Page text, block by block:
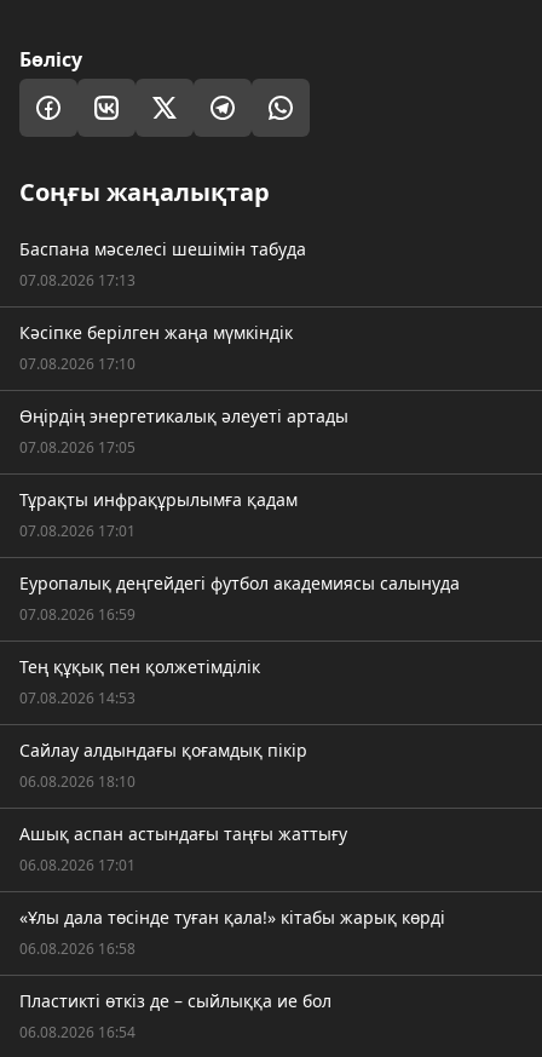
Бөлісу
Соңғы жаңалықтар
Баспана мәселесі шешімін табуда
07.08.2026 17:13
Кәсіпке берілген жаңа мүмкіндік
07.08.2026 17:10
Өңірдің энергетикалық әлеуеті артады
07.08.2026 17:05
Тұрақты инфрақұрылымға қадам
07.08.2026 17:01
Еуропалық деңгейдегі футбол академиясы салынуда
07.08.2026 16:59
Тең құқық пен қолжетімділік
07.08.2026 14:53
Сайлау алдындағы қоғамдық пікір
06.08.2026 18:10
Ашық аспан астындағы таңғы жаттығу
06.08.2026 17:01
«Ұлы дала төсінде туған қала!» кітабы жарық көрді
06.08.2026 16:58
Пластикті өткіз де – сыйлыққа ие бол
06.08.2026 16:54